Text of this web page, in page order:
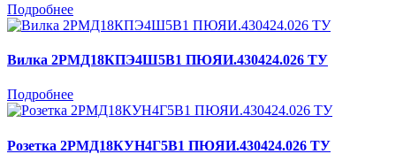
Подробнее
Вилка 2РМД18КПЭ4Ш5В1 ПЮЯИ.430424.026 ТУ
Подробнее
Розетка 2РМД18КУН4Г5В1 ПЮЯИ.430424.026 ТУ